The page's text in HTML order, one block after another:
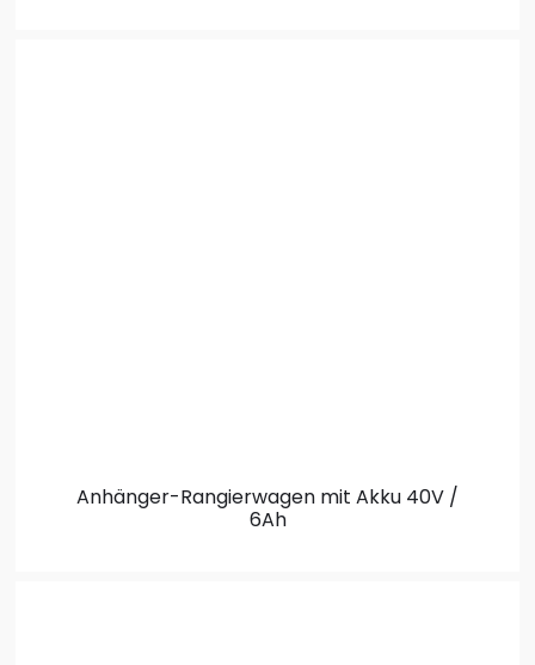
Anhänger-Rangierwagen mit Akku 40V /
6Ah